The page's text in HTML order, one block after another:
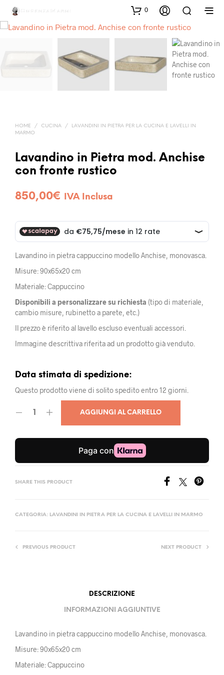
0
HOME / CUCINA /
LAVANDINI IN PIETRA PER LA CUCINA E LAVELLI IN
MARMO
Lavandino in Pietra mod. Anchise
con fronte rustico
850,00€ IVA Inclusa
Lavandino in pietra cappuccino modello Anchise, monovasca.
Misure: 90x65x20 cm
Materiale: Cappuccino
Disponibili a personalizzare su richiesta (tipo di materiale,
cambio misure, rubinetto a parete, etc.)
Il prezzo è riferito al lavello escluso eventuali accessori.
Immagine descrittiva riferita ad un prodotto già venduto.
Data stimata di spedizione:
Questo prodotto viene di solito spedito entro 12 giorni.
AGGIUNGI AL CARRELLO
SHARE THIS PRODUCT
CATEGORIA: LAVANDINI IN PIETRA PER LA CUCINA E LAVELLI IN MARMO
PREVIOUS PRODUCT NEXT PRODUCT
DESCRIZIONE
INFORMAZIONI AGGIUNTIVE
Lavandino in pietra cappuccino modello Anchise, monovasca.
Misure: 90x65x20 cm
Materiale: Cappuccino